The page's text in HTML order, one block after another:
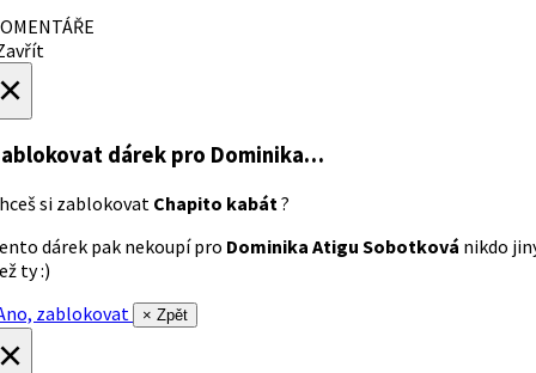
dárek pro Dominika…
si zablokovat Chapito kabát ?
dárek pak nekoupí pro Dominika Atigu Sobotková nikdo
ty :)
zablokovat
× Zpět